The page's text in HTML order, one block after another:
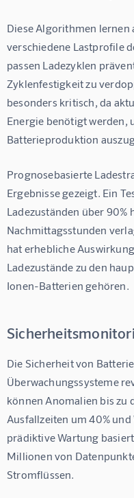
Diese Algorithmen lernen
verschiedene Lastprofile
passen Ladezyklen
Zyklenfestigkeit zu
besonders kritisch, da
Energie benötigt werden,
Batterieproduktion
Prognosebasierte
Ergebnisse gezeigt. Ein
Ladezuständen über 90%
Nachmittagsstunden
hat erhebliche
Ladezustände zu den
Ionen-Batterien gehören.
Die Sicherheit von
Überwachungssysteme
können Anomalien bis zu
Ausfallzeiten um 40%
prädiktive Wartung
Millionen von
Stromflüssen.